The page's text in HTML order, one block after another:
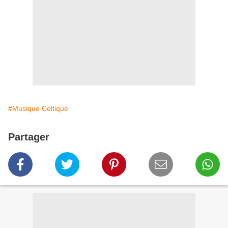
#Musique Celtique
Partager